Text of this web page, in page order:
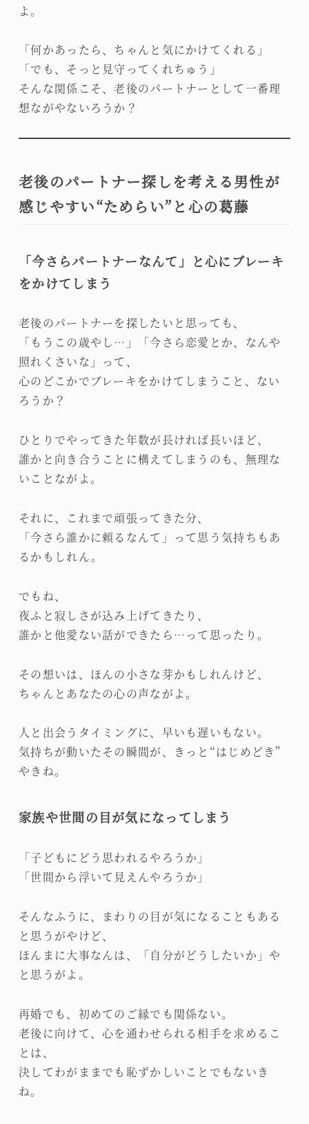
よ。
「何かあったら、ちゃんと気にかけてくれる」
「でも、そっと見守ってくれちゅう」
そんな関係こそ、老後のパートナーとして一番理
想ながやないろうか？
老後のパートナー探しを考える男性が
感じやすい“ためらい”と心の葛藤
「今さらパートナーなんて」と心にブレーキ
をかけてしまう
老後のパートナーを探したいと思っても、
「もうこの歳やし…」「今さら恋愛とか、なんや
照れくさいな」って、
心のどこかでブレーキをかけてしまうこと、ない
ろうか？
ひとりでやってきた年数が長ければ長いほど、
誰かと向き合うことに構えてしまうのも、無理な
いことながよ。
それに、これまで頑張ってきた分、
「今さら誰かに頼るなんて」って思う気持ちもあ
るかもしれん。
でもね、
夜ふと寂しさが込み上げてきたり、
誰かと他愛ない話ができたら…って思ったり。
その想いは、ほんの小さな芽かもしれんけど、
ちゃんとあなたの心の声ながよ。
人と出会うタイミングに、早いも遅いもない。
気持ちが動いたその瞬間が、きっと“はじめどき”
やきね。
家族や世間の目が気になってしまう
「子どもにどう思われるやろうか」
「世間から浮いて見えんやろうか」
そんなふうに、まわりの目が気になることもある
と思うがやけど、
ほんまに大事なんは、「自分がどうしたいか」や
と思うがよ。
再婚でも、初めてのご縁でも関係ない。
老後に向けて、心を通わせられる相手を求めるこ
とは、
決してわがままでも恥ずかしいことでもないき
ね。